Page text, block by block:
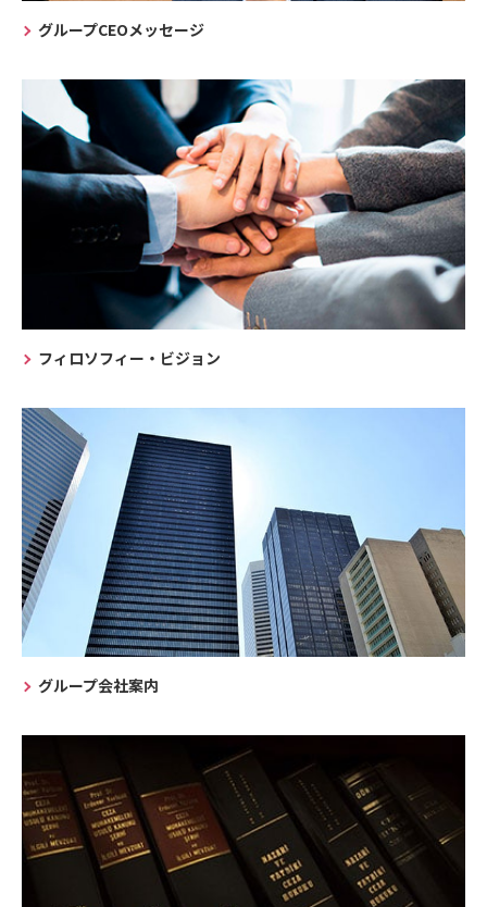
グループCEOメッセージ
フィロソフィー・ビジョン
グループ会社案内